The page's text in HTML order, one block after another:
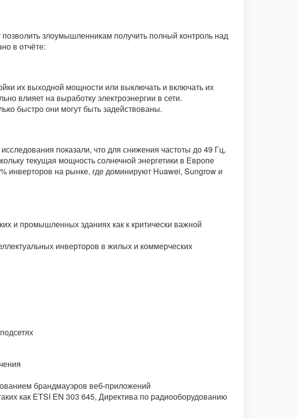
злоумышленникам получить полный контроль над
в отчёте:
их выходной мощности или выключать и включать их
влияет на выработку электроэнергии в сети.
быстро они могут быть задействованы.
показали, что для снижения частоты до 49 Гц,
текущая мощность солнечной энергетики в Европе
инверторов на рынке, где доминируют Huawei, Sungrow и
и промышленных зданиях как к критически важной
инверторов в жилых и коммерческих
брандмауэров веб-приложений
как ETSI EN 303 645, Директива по радиооборудованию